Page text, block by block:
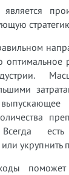
есть
укрупнить